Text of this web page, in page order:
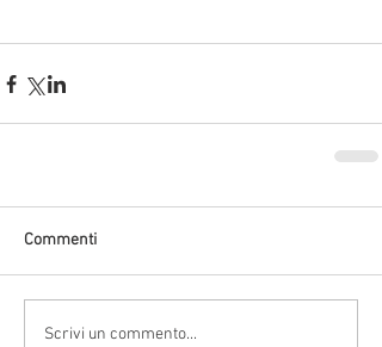
Commenti
Scrivi un commento...